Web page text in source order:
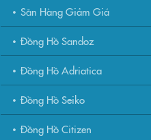
Săn Hàng Giảm Giá
Đồng Hồ Sandoz
Đồng Hồ Adriatica
Đồng Hồ Seiko
Đồng Hồ Citizen